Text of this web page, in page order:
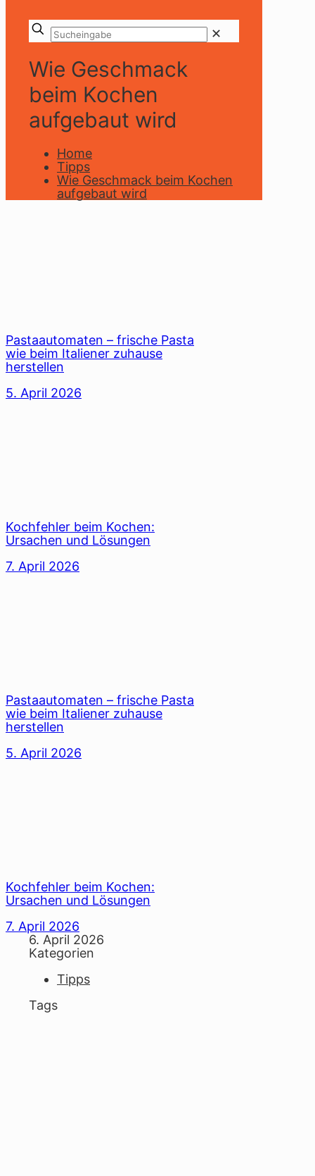
✕
Wie Geschmack
beim Kochen
aufgebaut wird
Home
Tipps
Wie Geschmack beim Kochen
aufgebaut wird
Pastaautomaten – frische Pasta
wie beim Italiener zuhause
herstellen
5. April 2026
Kochfehler beim Kochen:
Ursachen und Lösungen
7. April 2026
Pastaautomaten – frische Pasta
wie beim Italiener zuhause
herstellen
5. April 2026
Kochfehler beim Kochen:
Ursachen und Lösungen
7. April 2026
6. April 2026
Kategorien
Tipps
Tags